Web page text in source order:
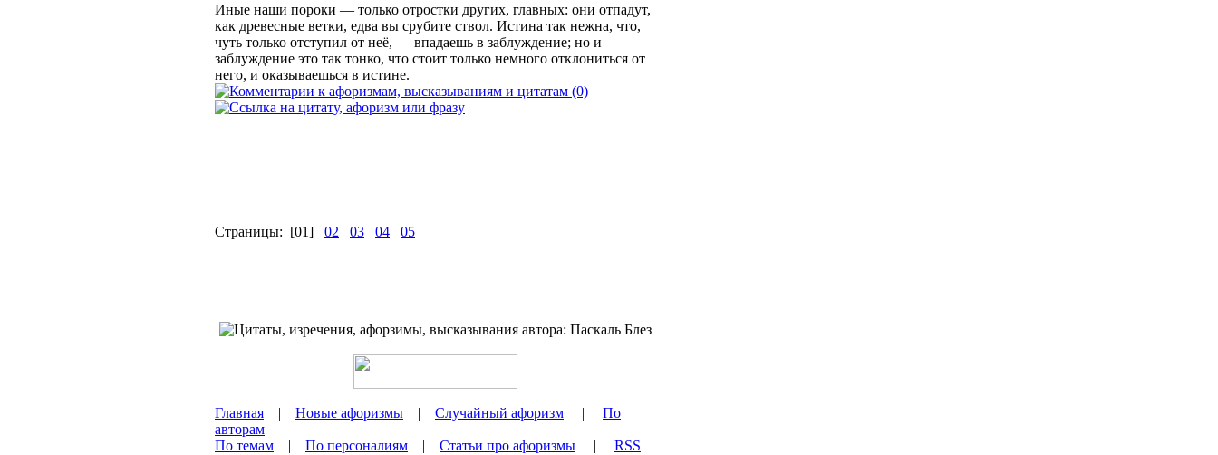
Иные наши пороки — только отростки других, главных: они отпадут,
как древесные ветки, едва вы срубите ствол. Истина так нежна, что,
чуть только отступил от неё, — впадаешь в заблуждение; но и
заблуждение это так тонко, что стоит только немного отклониться от
него, и оказываешься в истине.
(0)
Страницы: [01] 02 03 04 05
Главная | Новые афоризмы | Случайный афоризм | По
авторам
По темам | По персоналиям | Статьи про афоризмы | RSS